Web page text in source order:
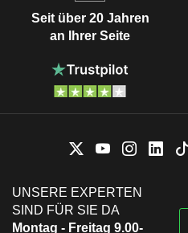
Seit über 20 Jahren
an Ihrer Seite
UNSERE EXPERTEN
SIND FÜR SIE DA
Montag - Freitag 9.00-